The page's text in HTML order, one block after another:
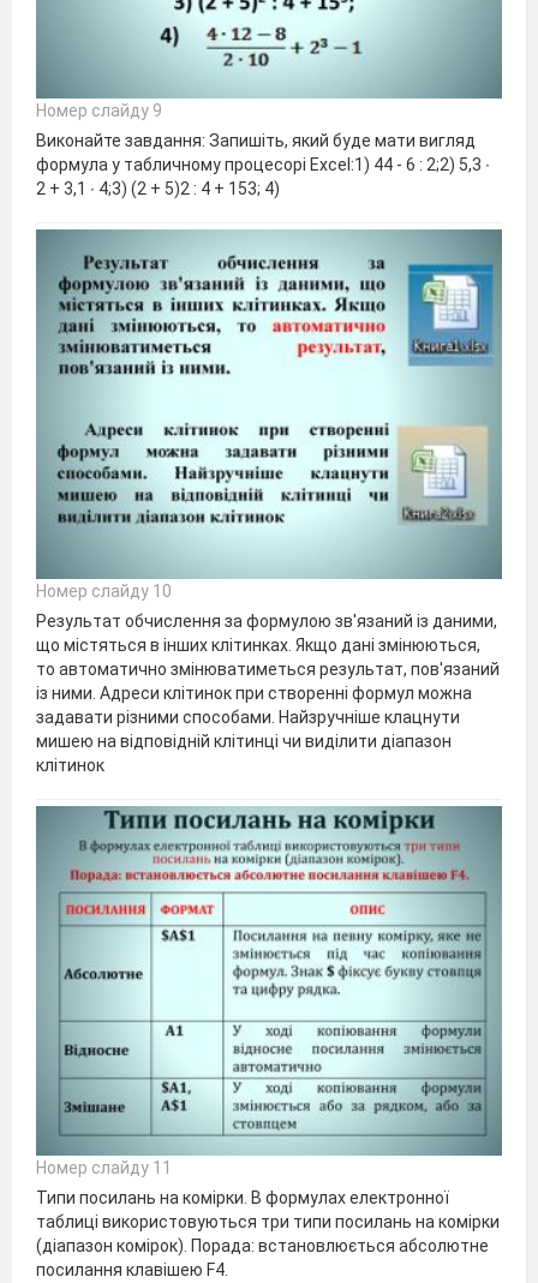
Номер слайду 9
Виконайте завдання: Запишіть, який буде мати вигляд
формула у табличному процесорі Exсel:1) 44 - 6 : 2;2) 5,3 ∙
2 + 3,1 ∙ 4;3) (2 + 5)2 : 4 + 153; 4)
Номер слайду 10
Результат обчислення за формулою зв'язаний із даними,
що містяться в інших клітинках. Якщо дані змінюються,
то автоматично змінюватиметься результат, пов'язаний
із ними. Адреси клітинок при створенні формул можна
задавати різними способами. Найзручніше клацнути
мишею на відповідній клітинці чи виділити діапазон
клітинок
Номер слайду 11
Типи посилань на комірки. В формулах електронної
таблиці використовуються три типи посилань на комірки
(діапазон комірок). Порада: встановлюється абсолютне
посилання клавішею F4.